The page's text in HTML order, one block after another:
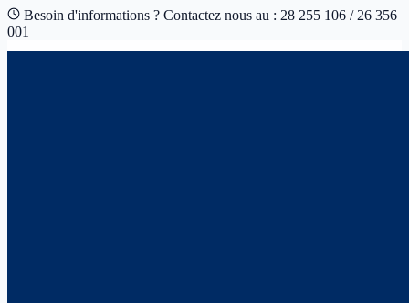
Besoin d'informations ? Contactez nous au : 28 255 106 / 26 356
001